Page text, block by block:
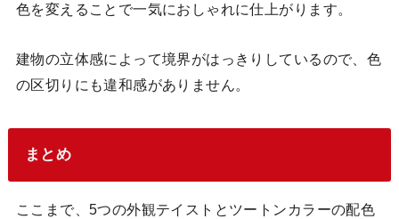
色を変えることで一気におしゃれに仕上がります。
建物の立体感によって境界がはっきりしているので、色
の区切りにも違和感がありません。
まとめ
ここまで、5つの外観テイストとツートンカラーの配色